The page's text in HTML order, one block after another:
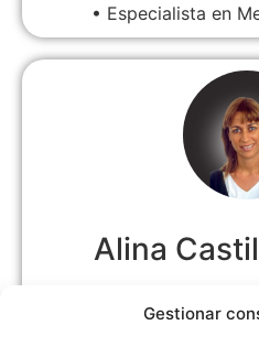
Gestionar
• Especialista en
Alina